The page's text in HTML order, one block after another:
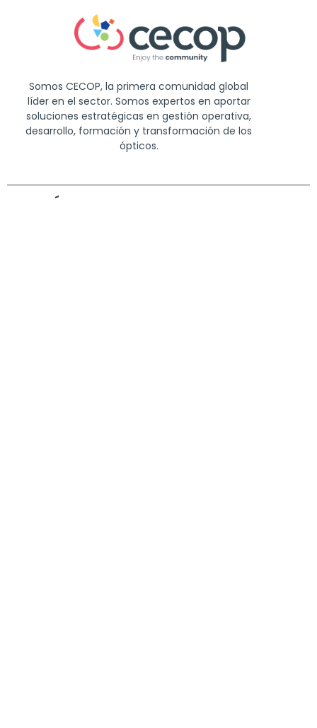
Somos CECOP, la primera comunidad global
líder en el sector. Somos expertos en aportar
soluciones estratégicas en gestión operativa,
desarrollo, formación y transformación de los
ópticos.
CONÓCENOS